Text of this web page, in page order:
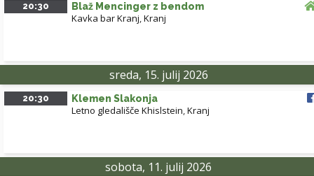
20:30 Blaž Mencinger z bendom
Kavka bar Kranj,Kranj
sreda, 15. julij 2026
20:30 Klemen Slakonja
Letno gledališče Khislstein,Kranj
sobota, 11. julij 2026